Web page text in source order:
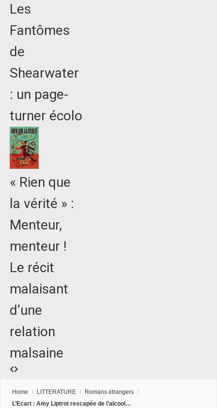
Les
Fantômes
de
Shearwater
: un page-
turner écolo
« Rien que
la vérité » :
Menteur,
menteur !
Le récit
malaisant
d’une
relation
malsaine
Home / LITTERATURE / Romans étrangers /
L’Ecart : Amy Liptrot rescapée de l’alcool…